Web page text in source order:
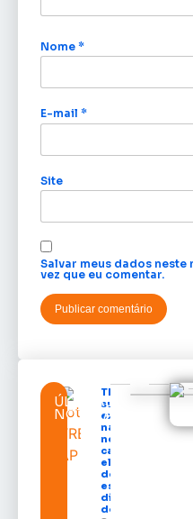
Nome *
E-mail *
Site
Salvar meus dados
vez que eu comentar.
ÚLTIMAS
NOTÍCIAS
TRE-AP
suspende
expediente
na sede e
nos
cartórios
eleitorais
de todo o
estado nos
dias 10 e 11
de agosto